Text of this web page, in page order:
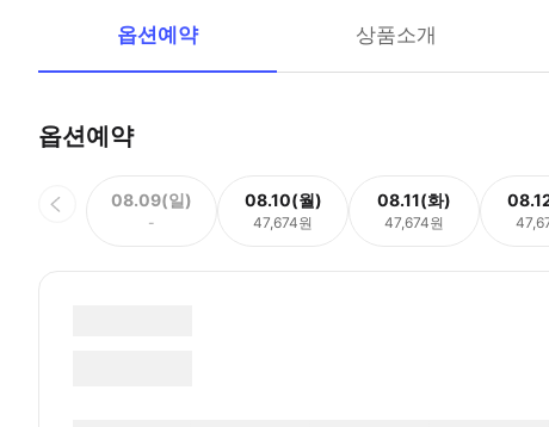
옵션예약 상품소개
옵션예약
08.09(일)
-
08.10(월)
47,674원
08.11(화)
47,674원